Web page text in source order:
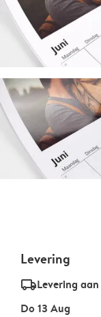
Levering
delivery_standard_v2Levering
Do 13 Aug